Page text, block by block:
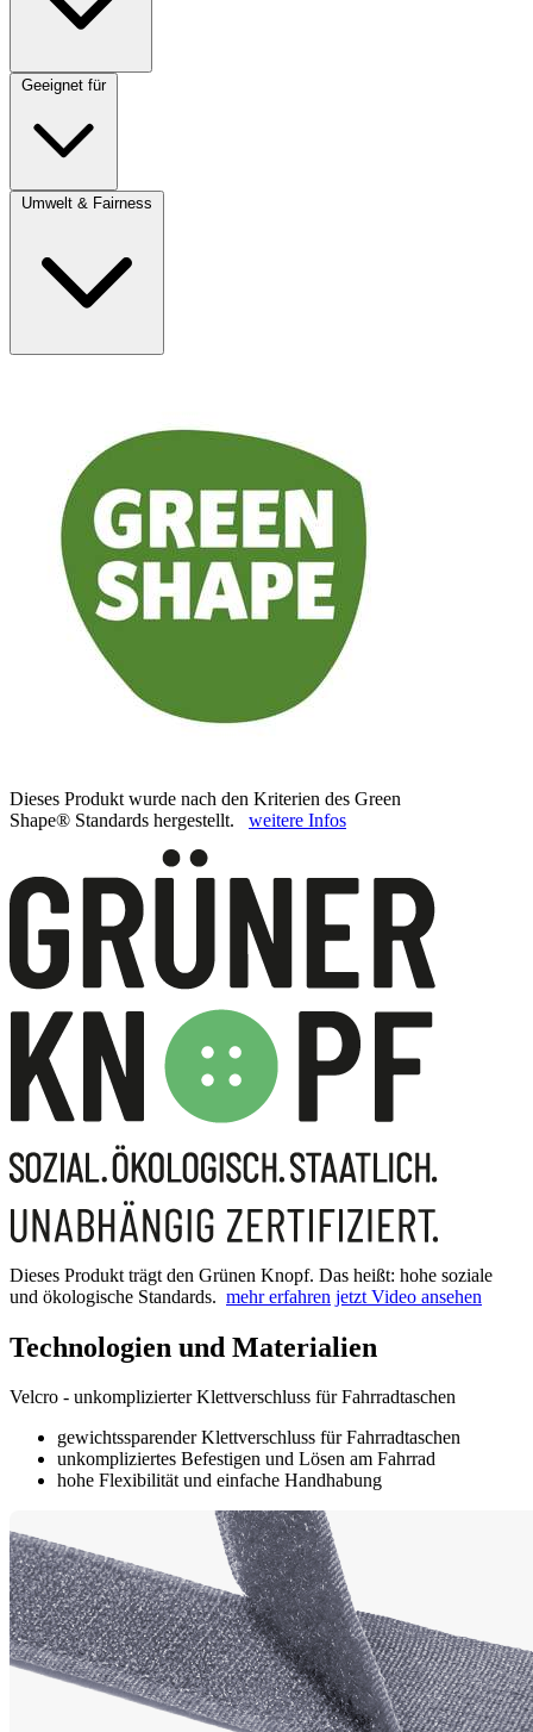
Geeignet für
Umwelt & Fairness
Dieses Produkt wurde nach den Kriterien des Green
Shape® Standards hergestellt. weitere Infos
Dieses Produkt trägt den Grünen Knopf. Das heißt: hohe soziale
und ökologische Standards. mehr erfahren jetzt Video ansehen
Technologien und Materialien
Velcro - unkomplizierter Klettverschluss für Fahrradtaschen
gewichtssparender Klettverschluss für Fahrradtaschen
unkompliziertes Befestigen und Lösen am Fahrrad
hohe Flexibilität und einfache Handhabung